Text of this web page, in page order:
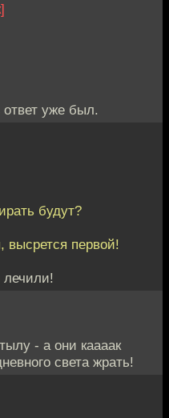
уже был.
будут?
высрется первой!
- а они каааак
света жрать!